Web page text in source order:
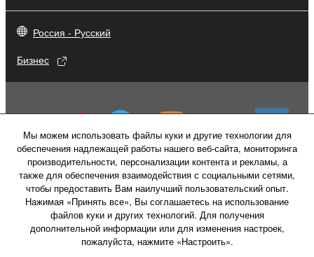
Россия - Русский
Бизнес
Мы можем использовать файлы куки и другие технологии для
обеспечения надлежащей работы нашего веб-сайта, мониторинга
производительности, персонализации контента и рекламы, а
также для обеспечения взаимодействия с социальными сетями,
чтобы предоставить Вам наилучший пользовательский опыт.
Нажимая «Принять все», Вы соглашаетесь на использование
файлов куки и других технологий. Для получения
дополнительной информации или для изменения настроек,
пожалуйста, нажмите «Настроить».
Свяжитесь с намиУсловия использования